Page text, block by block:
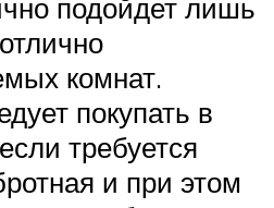
подойдет лишь
комнат.
покупать в
требуется
и при этом